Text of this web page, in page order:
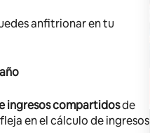
anfitrionar en tu
ingresos compartidosde
en el cálculo de ingresos